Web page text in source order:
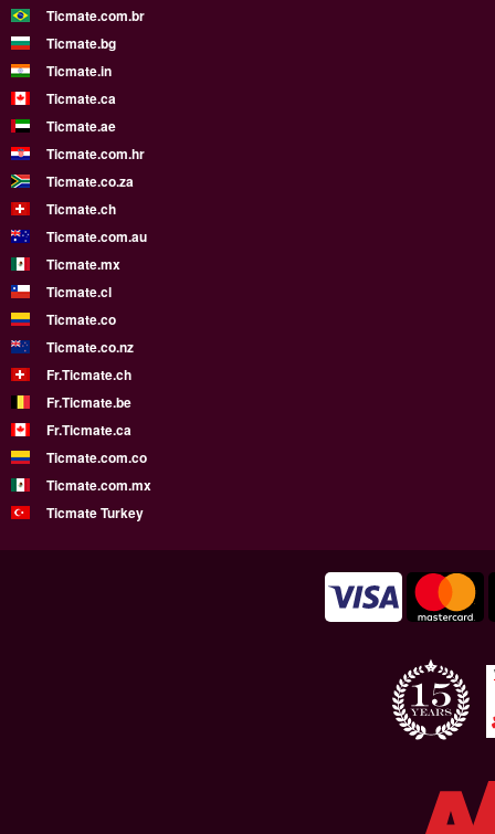
Ticmate.com.br
Ticmate.bg
Ticmate.in
Ticmate.ca
Ticmate.ae
Ticmate.com.hr
Ticmate.co.za
Ticmate.ch
Ticmate.com.au
Ticmate.mx
Ticmate.cl
Ticmate.co
Ticmate.co.nz
Fr.Ticmate.ch
Fr.Ticmate.be
Fr.Ticmate.ca
Ticmate.com.co
Ticmate.com.mx
Ticmate Turkey